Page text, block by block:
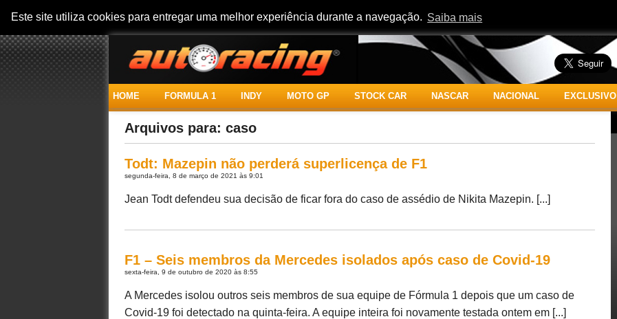
Este site utiliza cookies para entregar uma melhor experiência durante a navegação. Saiba mais
HOME FORMULA 1 INDY MOTO GP STOCK CAR NASCAR NACIONAL EXCLUSIVO
Arquivos para: caso
Todt: Mazepin não perderá superlicença de F1
segunda-feira, 8 de março de 2021 às 9:01
Jean Todt defendeu sua decisão de ficar fora do caso de assédio de Nikita Mazepin. [...]
F1 – Seis membros da Mercedes isolados após caso de Covid-19
sexta-feira, 9 de outubro de 2020 às 8:55
A Mercedes isolou outros seis membros de sua equipe de Fórmula 1 depois que um caso de
Covid-19 foi detectado na quinta-feira. A equipe inteira foi novamente testada ontem em [...]